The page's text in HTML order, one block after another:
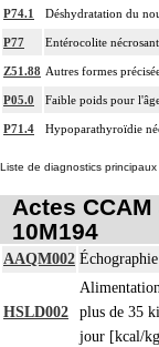
P74.1 Déshydratation du
P77 Entérocolite
Z51.88 Autres formes
P05.0 Faible poids pour
P71.4 Hypoparathyroïdie
Liste de diagnostics
Actes
10M194
AAQM002
HSLD002
plus de 35
jour [kcal/